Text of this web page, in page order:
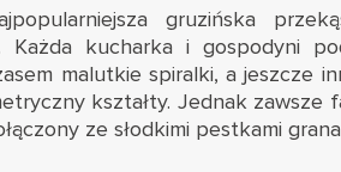
gruzińska
kucharka i gospodyni
malutkie spiralki, a jeszcze
kształty. Jednak zawsze
ze słodkimi pestkami